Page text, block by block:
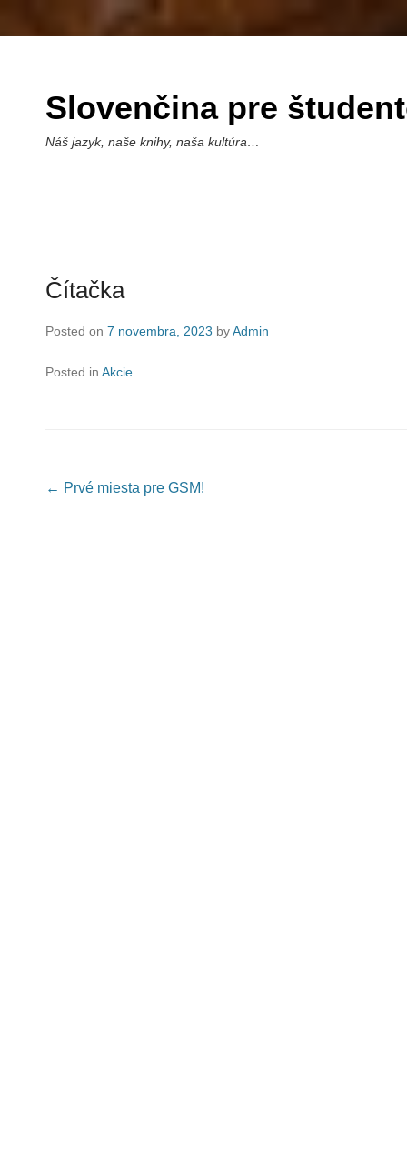
Slovenčina pre
Náš jazyk, naše knihy, naša kultúra…
Čítačka
Posted on 7 novembra, 2023 byAdmin
Posted in Akcie
Post navigation
← Prvé miesta pre GSM!